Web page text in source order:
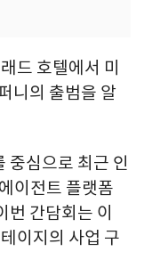
드 호텔에서 미
니의 출범을 알
중심으로 최근 인
이전트 플랫폼
간담회는 이
이지의 사업 구